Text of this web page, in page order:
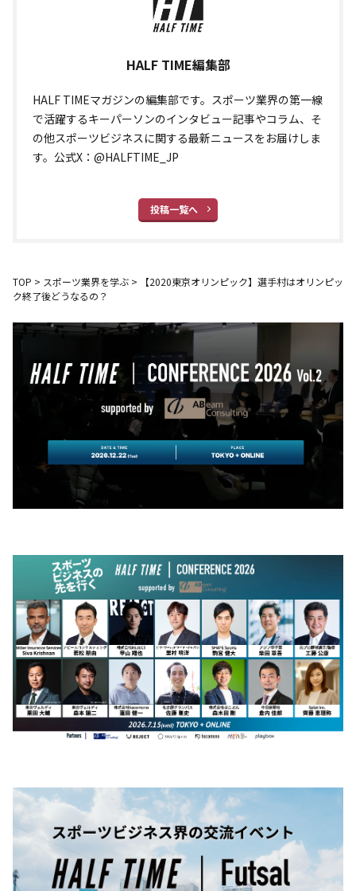
HALF TIME編集部
HALF TIMEマガジンの編集部です。スポーツ業界の第一線
で活躍するキーパーソンのインタビュー記事やコラム、そ
の他スポーツビジネスに関する最新ニュースをお届けしま
す。公式X：@HALFTIME_JP
投稿一覧へ
TOP > スポーツ業界を学ぶ >
【2020東京オリンピック】選手村はオリンピッ
ク終了後どうなるの？